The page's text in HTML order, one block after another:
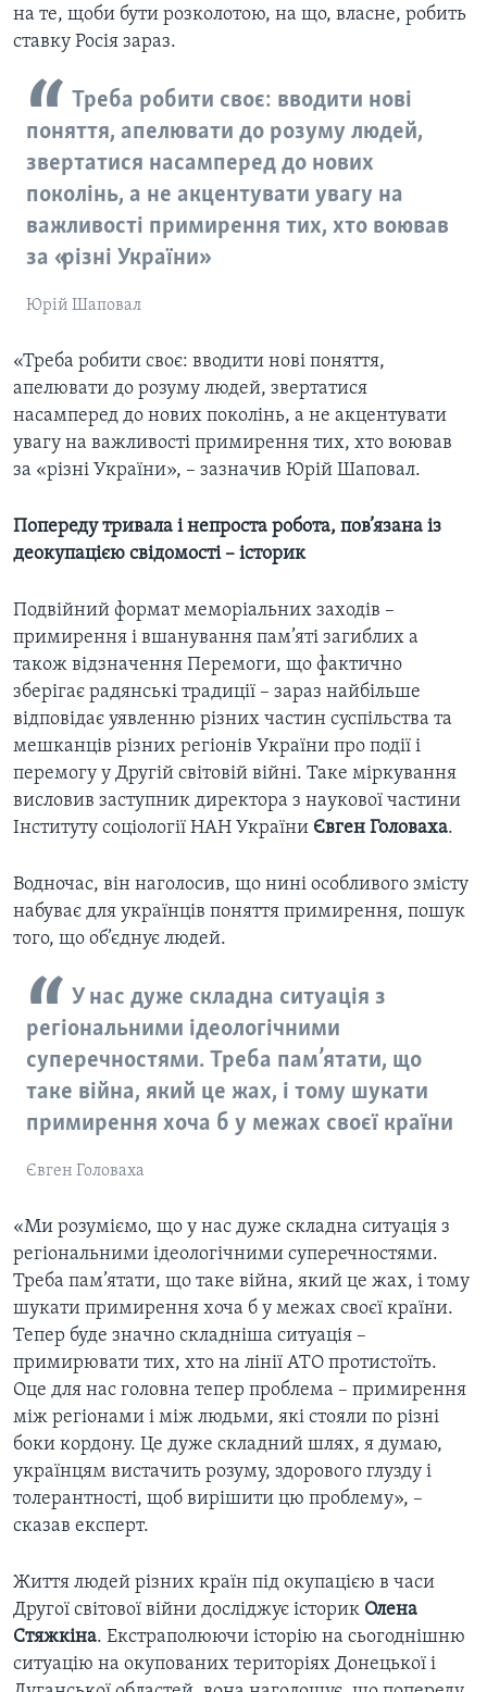
на те, щоби бути розколотою, на що, власне, робить
ставку Росія зараз.
Треба робити своє: вводити нові
поняття, апелювати до розуму людей,
звертатися насамперед до нових
поколінь, а не акцентувати увагу на
важливості примирення тих, хто воював
за «різні України»
Юрій Шаповал
«Треба робити своє: вводити нові поняття,
апелювати до розуму людей, звертатися
насамперед до нових поколінь, а не акцентувати
увагу на важливості примирення тих, хто воював
за «різні України», – зазначив Юрій Шаповал.
Попереду тривала і непроста робота, пов’язана із
деокупацією свідомості – історик
Подвійний формат меморіальних заходів –
примирення і вшанування пам’яті загиблих а
також відзначення Перемоги, що фактично
зберігає радянські традиції – зараз найбільше
відповідає уявленню різних частин суспільства та
мешканців різних регіонів України про події і
перемогу у Другій світовій війні. Таке міркування
висловив заступник директора з наукової частини
Інституту соціології НАН України Євген Головаха.
Водночас, він наголосив, що нині особливого змісту
набуває для українців поняття примирення, пошук
того, що об’єднує людей.
У нас дуже складна ситуація з
регіональними ідеологічними
суперечностями. Треба пам’ятати, що
таке війна, який це жах, і тому шукати
примирення хоча б у межах своєї країни
Євген Головаха
«Ми розуміємо, що у нас дуже складна ситуація з
регіональними ідеологічними суперечностями.
Треба пам’ятати, що таке війна, який це жах, і тому
шукати примирення хоча б у межах своєї країни.
Тепер буде значно складніша ситуація –
примирювати тих, хто на лінії АТО протистоїть.
Оце для нас головна тепер проблема – примирення
між регіонами і між людьми, які стояли по різні
боки кордону. Це дуже складний шлях, я думаю,
українцям вистачить розуму, здорового глузду і
толерантності, щоб вирішити цю проблему», –
сказав експерт.
Життя людей різних країн під окупацією в часи
Другої світової війни досліджує історик Олена
Стяжкіна. Екстраполюючи історію на сьогоднішню
ситуацію на окупованих територіях Донецької і